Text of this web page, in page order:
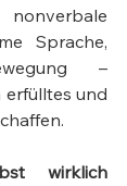
Sprache,
–
erfülltes und
wirklich